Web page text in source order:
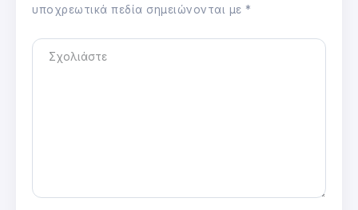
υποχρεωτικά πεδία σημειώνονται με *